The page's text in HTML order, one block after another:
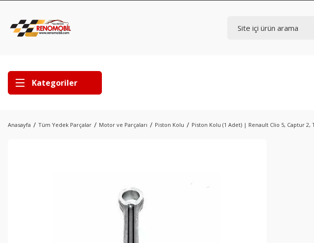
Kategoriler
Anasayfa Tüm Yedek Parçalar Motor ve Parçaları Piston Kolu Piston Kolu (1 Adet) | Renault Clio 5, Captur 2,